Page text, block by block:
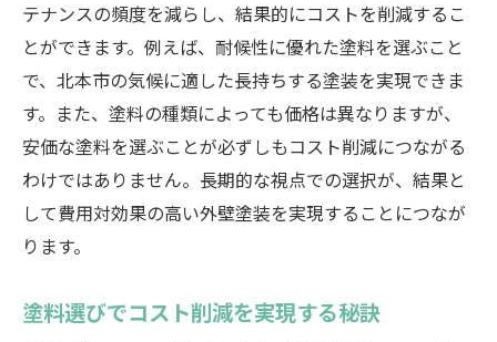
テナンスの頻度を減らし、結果的にコストを削減するこ
とができます。例えば、耐候性に優れた塗料を選ぶこと
で、北本市の気候に適した長持ちする塗装を実現できま
す。また、塗料の種類によっても価格は異なりますが、
安価な塗料を選ぶことが必ずしもコスト削減につながる
わけではありません。長期的な視点での選択が、結果と
して費用対効果の高い外壁塗装を実現することにつなが
ります。
塗料選びでコスト削減を実現する秘訣